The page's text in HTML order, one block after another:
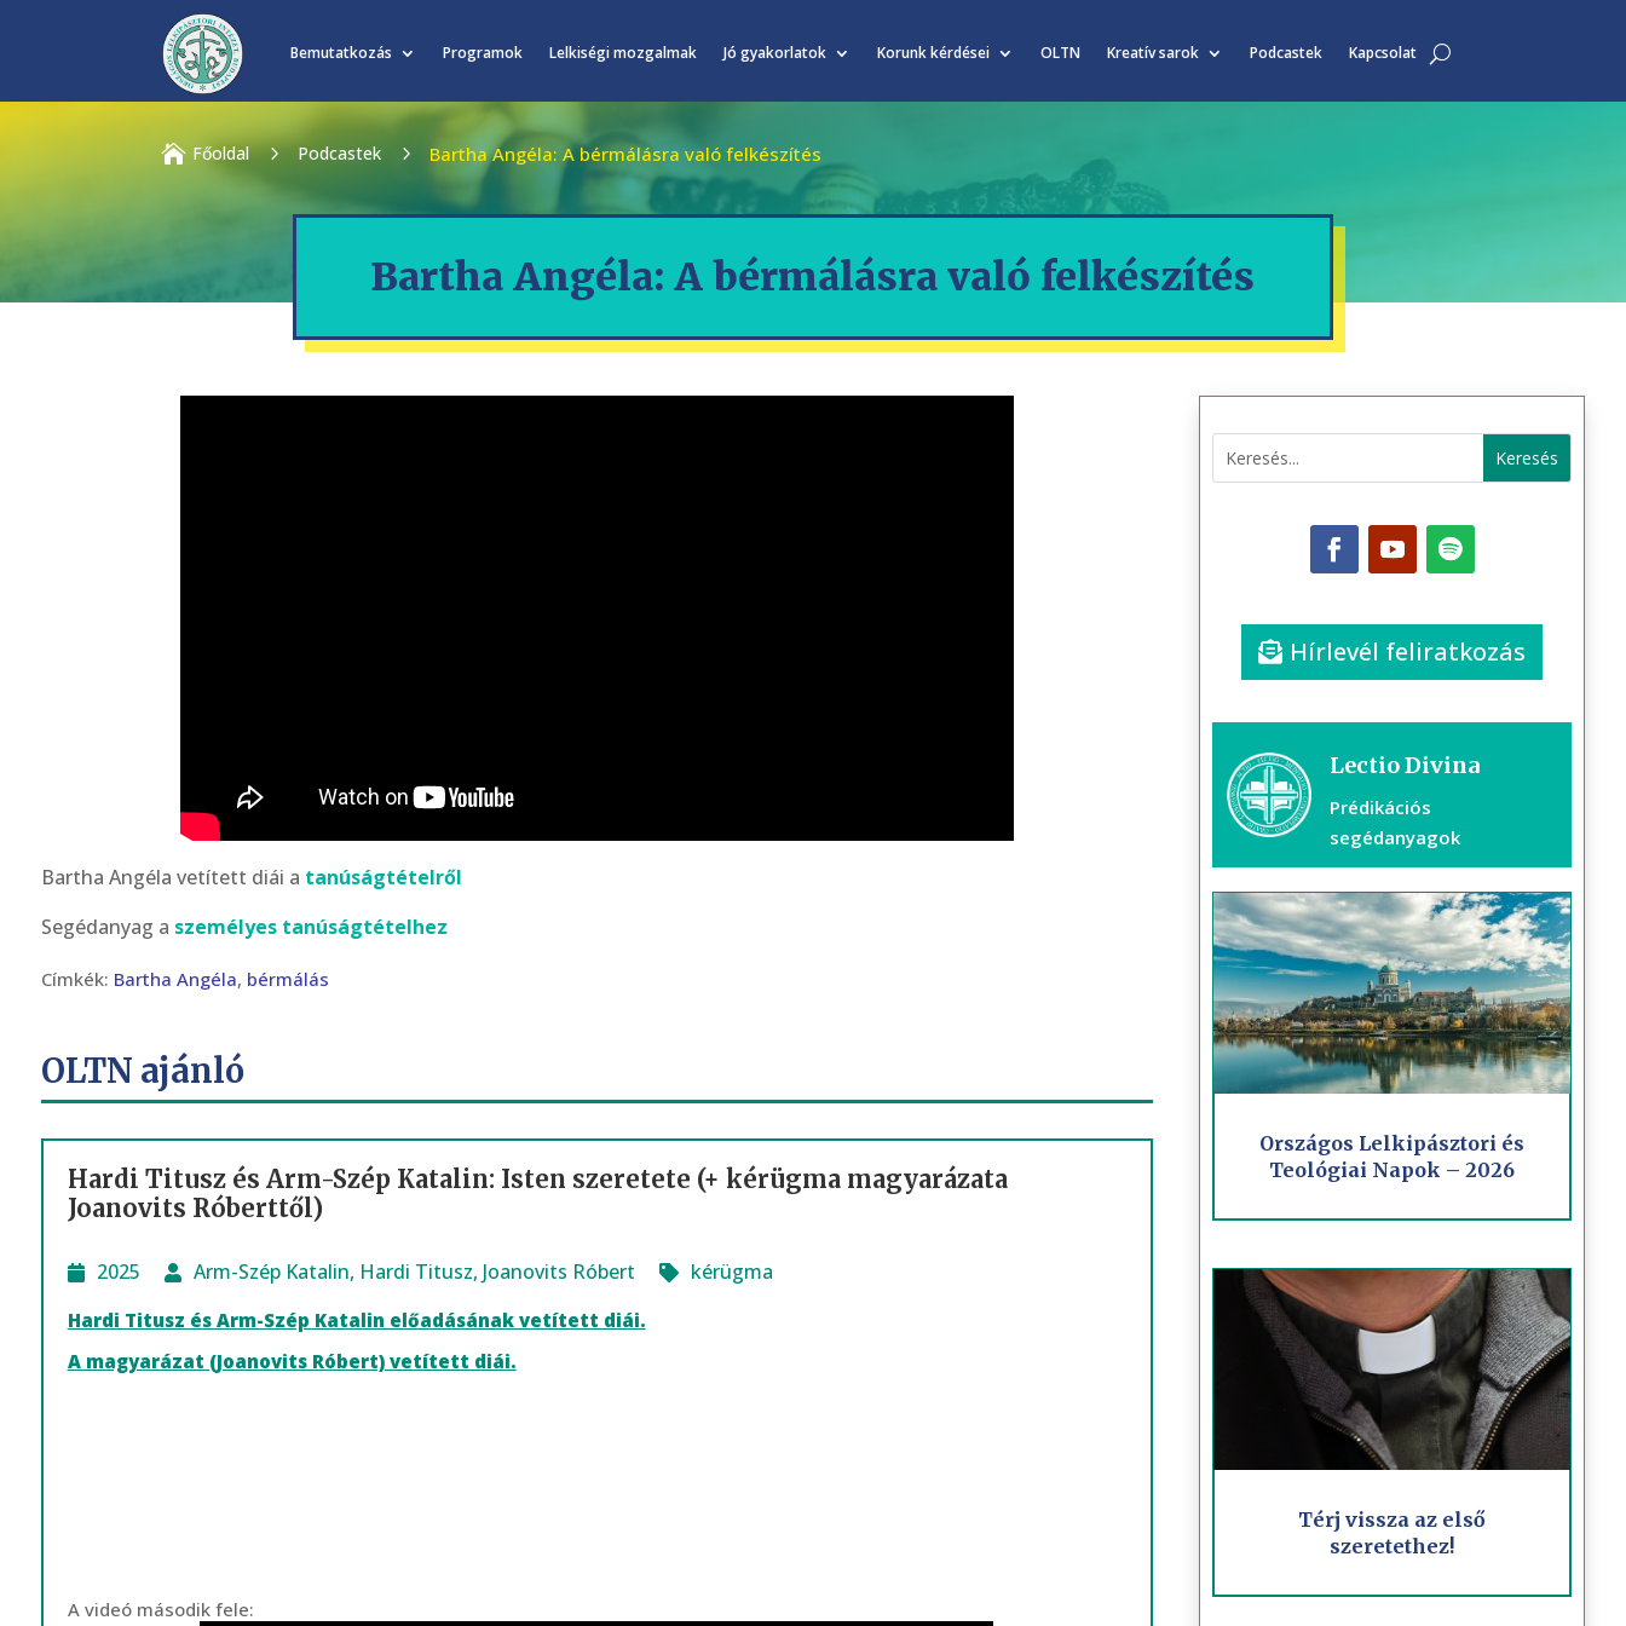
Bemutatkozás Programok Lelkiségi mozgalmak Jó gyakorlatok Korunk kérdései OLTN Kreatív sarok Podcastek Kapcsolat
 Főoldal 5 Podcastek 5 Bartha Angéla: A bérmálásra való felkészítés
Bartha Angéla: A bérmálásra való felkészítés
Bartha Angéla vetített diái a tanúságtételről
Segédanyag a személyes tanúságtételhez
Címkék: Bartha Angéla, bérmálás
OLTN ajánló
Hardi Titusz és Arm-Szép Katalin: Isten szeretete (+ kérügma magyarázata
Joanovits Róberttől)
2025 Arm-Szép Katalin, Hardi Titusz, Joanovits Róbert kérügma
Hardi Titusz és Arm-Szép Katalin előadásának vetített diái.
A magyarázat (Joanovits Róbert) vetített diái.
A videó második fele:
Hírlevél feliratkozás
Lectio Divina
Prédikációs
segédanyagok
Országos Lelkipásztori és
Teológiai Napok – 2026
Térj vissza az első
szeretethez!